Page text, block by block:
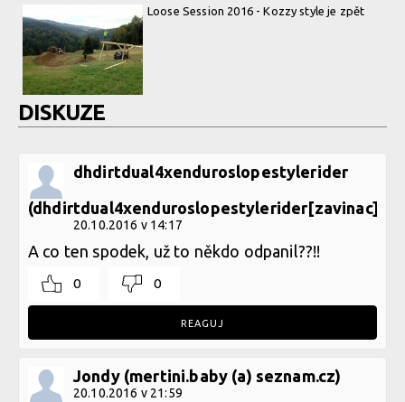
Loose Session 2016 - Kozzy style je zpět
DISKUZE
dhdirtdual4xenduroslopestylerider
20.10.2016 v 14:17
A co ten spodek, už to někdo odpanil??!!
0 0
REAGUJ
Jondy (mertini.baby (a) seznam.cz)
20.10.2016 v 21:59